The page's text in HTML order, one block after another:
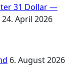
31 Dollar —
24. April 2026
6. August 2026